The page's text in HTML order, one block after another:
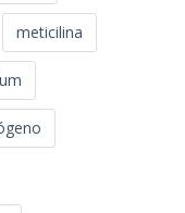
meticilina